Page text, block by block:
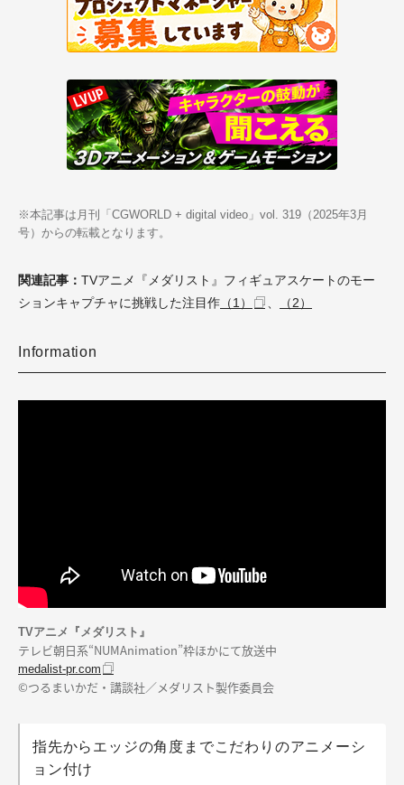
※本記事は月刊「CGWORLD + digital video」vol. 319（2025年3月
号）からの転載となります。
関連記事： TVアニメ『メダリスト』フィギュアスケートのモー
ションキャプチャに挑戦した注目作 （1） （2）
Information
TVアニメ『メダリスト』
テレビ朝日系“NUMAnimation”枠ほかにて放送中
medalist-pr.com
©つるまいかだ・講談社／メダリスト製作委員会
指先からエッジの角度までこだわりのアニメーシ
ョン付け